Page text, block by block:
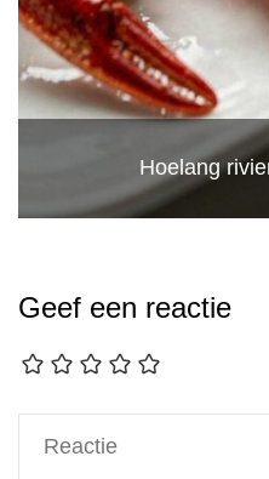
Hoelang
Geef een reactie